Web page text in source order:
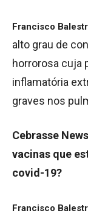
Francisco
alto grau de
horrorosa cuja
inflamatória
graves nos
Cebrasse
vacinas que
covid-19?
Francisco